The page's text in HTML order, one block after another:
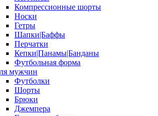
Компрессионные шорты
Носки
Гетры
Шапки|Баффы
Перчатки
Кепки|Панамы|Банданы
Футбольная форма
мужчин
Футболки
Шорты
Брюки
Джемпера